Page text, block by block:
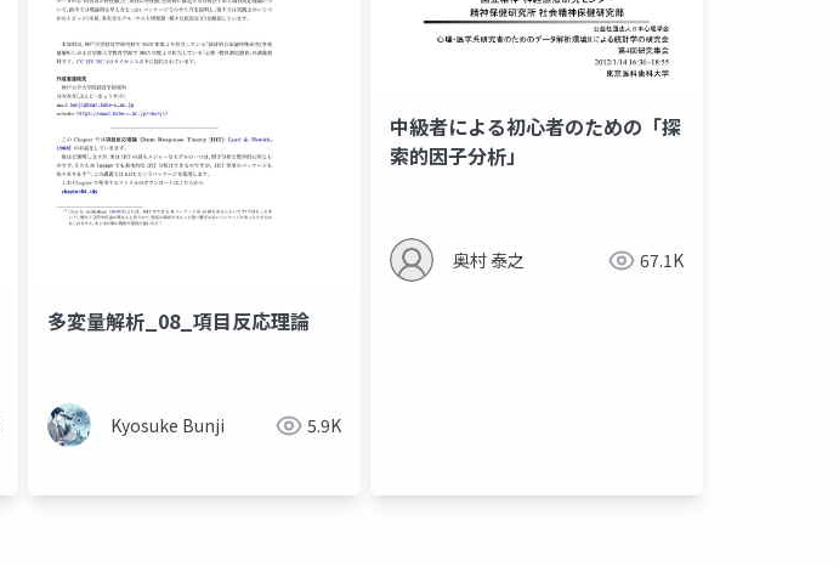
多変量解析_08_項目反応理論
Kyosuke Bunji 5.9K
中級者による初心者のための「探
索的因子分析」
奥村 泰之 67.1K